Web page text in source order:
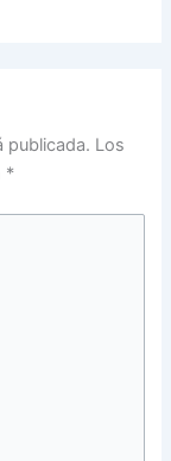
publicada. Los
*